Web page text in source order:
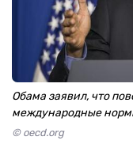
Обама заявил, что
международные
© oecd.org